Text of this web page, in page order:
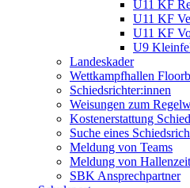
U11 KF
U11 KF
U11 KF
U9
Landeskader
Wettkampfhallen
Schiedsrichter:innen
Weisungen zum
Kostenerstattung
Suche eines
Meldung von Teams
Meldung von
SBK Ansprechpartner